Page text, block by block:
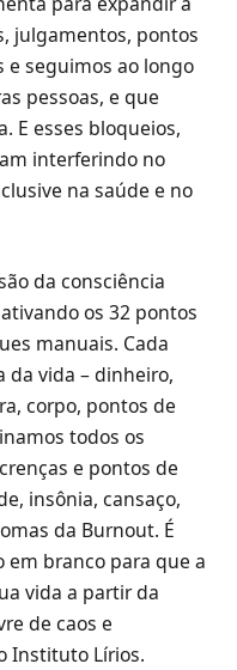
julgamentos, pontos
e seguimos ao longo
pessoas, e que
E esses bloqueios,
interferindo no
na saúde e no
da consciência
os 32 pontos
manuais. Cada
da vida – dinheiro,
corpo, pontos de
todos os
e pontos de
insônia, cansaço,
da Burnout. É
em branco para que a
vida a partir da
de caos e
Instituto Lírios.